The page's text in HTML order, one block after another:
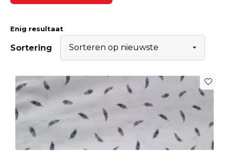
Enig resultaat
Sortering